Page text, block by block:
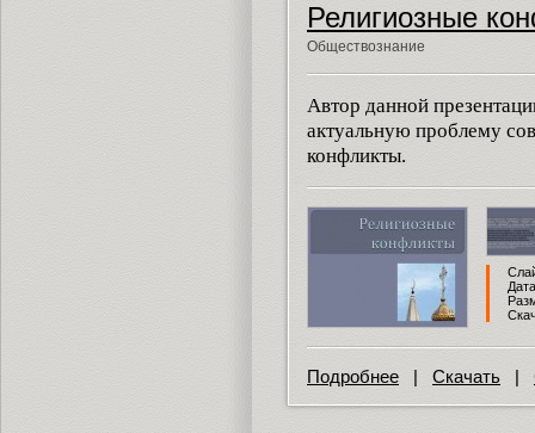
Религиозные
Обществознание
Автор данной
актуальную проблему
конфликты.
Подробнее | Скачать |